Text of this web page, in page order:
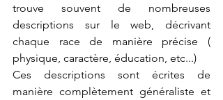
trouve souvent de nombreuses
descriptions sur le web, décrivant
chaque race de manière précise (
physique, caractère, éducation, etc...)
Ces descriptions sont écrites de
manière complètement généraliste et